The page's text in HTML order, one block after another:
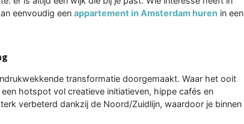
eenvoudig een appartement in Amsterdam huren in een
transformatie doorgemaakt. Waar het ooit
hotspot vol creatieve initiatieven, hippe cafés en
verbeterd dankzij de Noord/Zuidlijn, waardoor je binnen